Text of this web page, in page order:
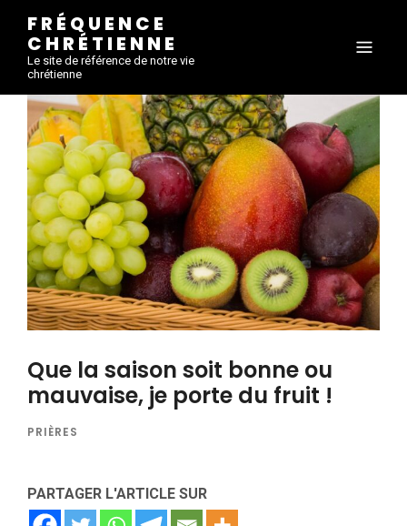
FRÉQUENCE
CHRÉTIENNE
Le site de référence de notre vie
chrétienne
Que la saison soit bonne ou
mauvaise, je porte du fruit !
PRIÈRES
PARTAGER L'ARTICLE SUR